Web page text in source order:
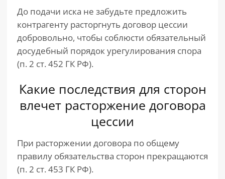
До подачи иска не забудьте предложить
контрагенту расторгнуть договор цессии
добровольно, чтобы соблюсти обязательный
досудебный порядок урегулирования спора
(п. 2 ст. 452 ГК РФ).
Какие последствия для сторон
влечет расторжение договора
цессии
При расторжении договора по общему
правилу обязательства сторон прекращаются
(п. 2 ст. 453 ГК РФ).